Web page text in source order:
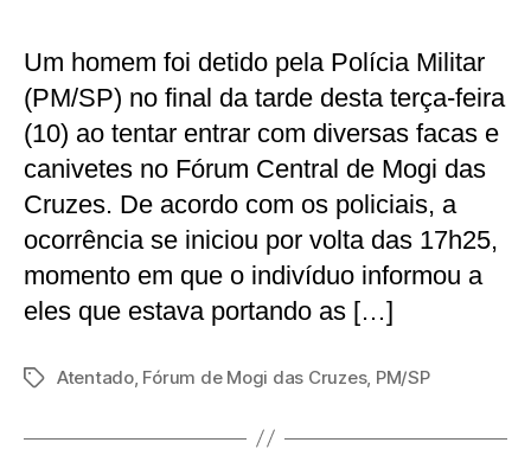
Um homem foi detido pela Polícia Militar
(PM/SP) no final da tarde desta terça-feira
(10) ao tentar entrar com diversas facas e
canivetes no Fórum Central de Mogi das
Cruzes. De acordo com os policiais, a
ocorrência se iniciou por volta das 17h25,
momento em que o indivíduo informou a
eles que estava portando as […]
TagsAtentado, Fórum de Mogi das Cruzes, PM/SP